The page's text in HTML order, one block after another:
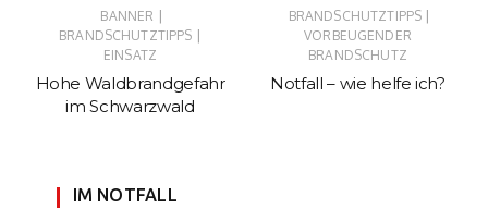
BANNER |
BRANDSCHUTZTIPPS |
EINSATZ
Hohe Waldbrandgefahr
im Schwarzwald
BRANDSCHUTZTIPPS |
VORBEUGENDER
BRANDSCHUTZ
Notfall – wie helfe ich?
IM NOTFALL